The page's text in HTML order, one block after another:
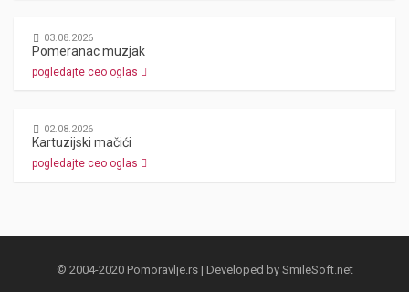
03.08.2026
Pomeranac muzjak
pogledajte ceo oglas
02.08.2026
Kartuzijski mačići
pogledajte ceo oglas
© 2004-2020 Pomoravlje.rs | Developed by SmileSoft.net